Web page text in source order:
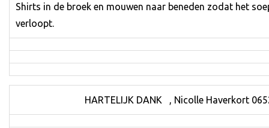
Shirts in de broek en mouwen naar beneden zodat het
verloopt.
HARTELIJK DANK , Nicolle Haverkort